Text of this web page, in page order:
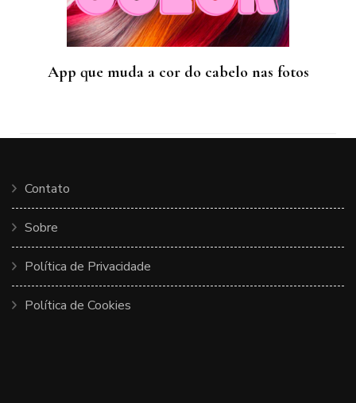
App que muda a cor do cabelo nas fotos
Contato
Sobre
Política de Privacidade
Política de Cookies